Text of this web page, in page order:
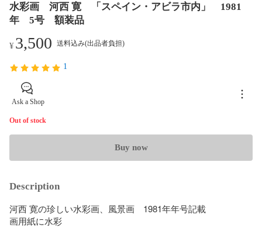
水彩画 河西 寛 「スペイン・アビラ市内」 1981
年 5号 額装品
¥3,500 送料込み(出品者負担)
1
Ask a Shop
Out of stock
Buy now
Description
河西 寛の珍しい水彩画、風景画　1981年年号記載
画用紙に水彩